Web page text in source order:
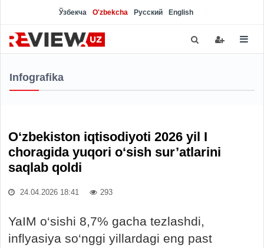
Ўзбекча O'zbekcha Русский English
Infografika
O‘zbekiston iqtisodiyoti 2026 yil I
choragida yuqori o‘sish sur’atlarini
saqlab qoldi
24.04.2026 18:41 293
YaIM o‘sishi 8,7% gacha tezlashdi,
inflyasiya so‘nggi yillardagi eng past